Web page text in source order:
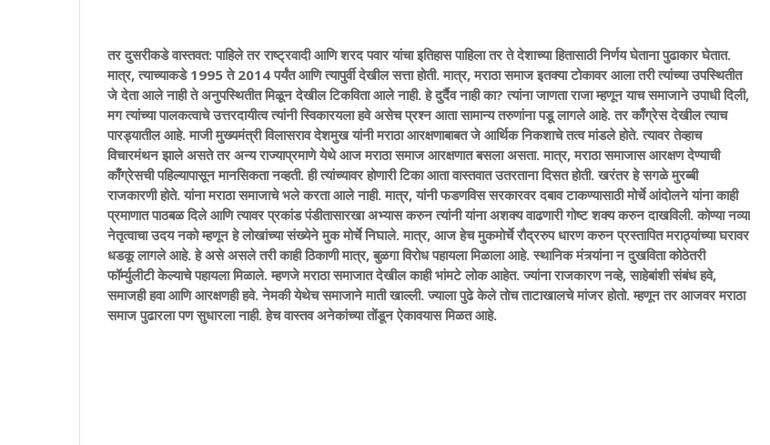
तर दुसरीकडे वास्तवत: पाहिले तर राष्ट्रवादी आणि शरद पवार यांचा इतिहास पाहिला तर ते देशाच्या हितासाठी निर्णय घेताना पुढाकार घेतात.
मात्र, त्याच्याकडे 1995 ते 2014 पर्यंत आणि त्यापुर्वी देखील सत्ता होती. मात्र, मराठा समाज इतक्या टोकावर आला तरी त्यांच्या उपस्थितीत
जे देता आले नाही ते अनुपस्थितीत मिळून देखील टिकविता आले नाही. हे दुर्दैव नाही का? त्यांना जाणता राजा म्हणून याच समाजाने उपाधी दिली,
मग त्यांच्या पालकत्वाचे उत्तरदायीत्व त्यांनी स्विकारयला हवे असेच प्रश्न आता सामान्य तरुणांना पडू लागले आहे. तर काँग्रेस देखील त्याच
पारड्यातील आहे. माजी मुख्यमंत्री विलासराव देशमुख यांनी मराठा आरक्षणाबाबत जे आर्थिक निकशाचे तत्व मांडले होते. त्यावर तेव्हाच
विचारमंथन झाले असते तर अन्य राज्याप्रमाणे येथे आज मराठा समाज आरक्षणात बसला असता. मात्र, मराठा समाजास आरक्षण देण्याची
काँग्रेसची पहिल्यापासून मानसिकता नव्हती. ही त्यांच्यावर होणारी टिका आता वास्तवात उतरताना दिसत होती. खरंतर हे सगळे मुरब्बी
राजकारणी होते. यांना मराठा समाजाचे भले करता आले नाही. मात्र, यांनी फडणविस सरकारवर दबाव टाकण्यासाठी मोर्चे आंदोलने यांना काही
प्रमाणात पाठबळ दिले आणि त्यावर प्रकांड पंडीतासारखा अभ्यास करुन त्यांनी यांना अशक्य वाढणारी गोष्ट शक्य करुन दाखविली. कोण्या नव्या
नेतृत्वाचा उदय नको म्हणून हे लोखांच्या संख्येने मुक मोर्चे निघाले. मात्र, आज हेच मुकमोर्चे रौद्ररुप धारण करुन प्रस्तापित मराठ्यांच्या घरावर
धडकू लागले आहे. हे असे असले तरी काही ठिकाणी मात्र, बुळगा विरोध पहायला मिळाला आहे. स्थानिक मंत्र्यांना न दुखविता कोठेतरी
फॉर्म्युलीटी केल्याचे पहायला मिळाले. म्हणजे मराठा समाजात देखील काही भांमटे लोक आहेत. ज्यांना राजकारण नव्हे, साहेबांशी संबंध हवे,
समाजही हवा आणि आरक्षणही हवे. नेमकी येथेच समाजाने माती खाल्ली. ज्याला पुढे केले तोच ताटाखालचे मांजर होतो. म्हणून तर आजवर मराठा
समाज पुढारला पण सुधारला नाही. हेच वास्तव अनेकांच्या तोंडून ऐकावयास मिळत आहे.